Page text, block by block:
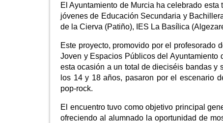
El Ayuntamiento de Murcia ha celebrado
jóvenes de Educación Secundaria y
de la Cierva (Patiño), IES La Basílica
Este proyecto, promovido por el profesorado
Joven y Espacios Públicos del Ayuntamiento
esta ocasión a un total de dieciséis bandas y
los 14 y 18 años, pasaron por el escenario
pop-rock.
El encuentro tuvo como objetivo principal
ofreciendo al alumnado la oportunidad de